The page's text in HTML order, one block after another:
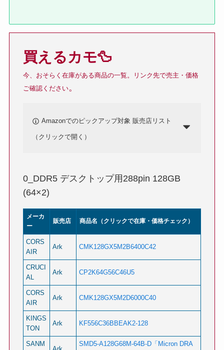
買えるカモ🦆
今、おそらく在庫がある商品の一覧。
リンク先で売主・価格
ご確認ください。
Amazonでのピックアップ対象 販売店リスト
（クリックで開く）
0_DDR5 デスクトップ用288pin 128GB
(64×2)
メーカ
ー
販売店 商品名（クリックで在庫・価格チェック）
CORS
AIR
Ark CMK128GX5M2B6400C42
CRUCI
AL
Ark CP2K64G56C46U5
CORS
AIR
Ark CMK128GX5M2D6000C40
KINGS
TON
Ark KF556C36BBEAK2-128
SANM
SMD5-A128G68M-64B-D「Micron DRA